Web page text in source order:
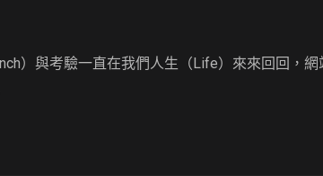
）與考驗一直在我們人生（Life）來來回回，網